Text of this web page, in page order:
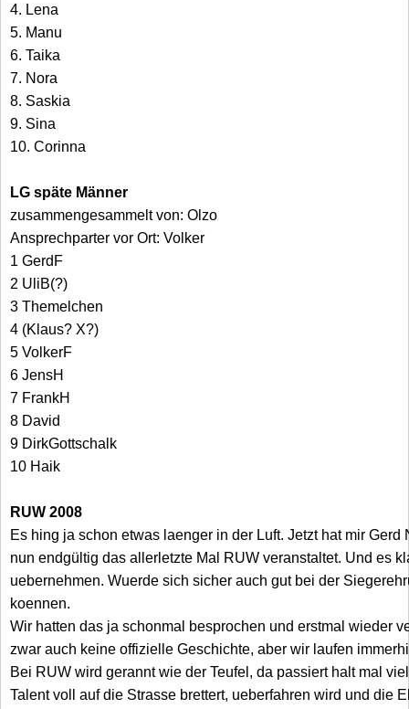
4. Lena
5. Manu
6. Taika
7. Nora
8. Saskia
9. Sina
10. Corinna
LG späte Männer
zusammengesammelt von: Olzo
Ansprechparter vor Ort: Volker
1 GerdF
2 UliB(?)
3 Themelchen
4 (Klaus? X?)
5 VolkerF
6 JensH
7 FrankH
8 David
9 DirkGottschalk
10 Haik
RUW 2008
Es hing ja schon etwas laenger in der Luft. Jetzt hat mir
nun endgültig das allerletzte Mal RUW veranstaltet. Und es
uebernehmen. Wuerde sich sicher auch gut bei der
koennen.
Wir hatten das ja schonmal besprochen und erstmal wieder
zwar auch keine offizielle Geschichte, aber wir laufen
Bei RUW wird gerannt wie der Teufel, da passiert halt mal
Talent voll auf die Strasse brettert, ueberfahren wird und die